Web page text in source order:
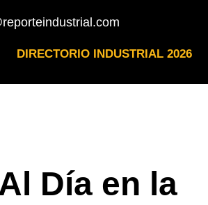
DIRECTORIO INDUSTRIAL 2026
Día en la